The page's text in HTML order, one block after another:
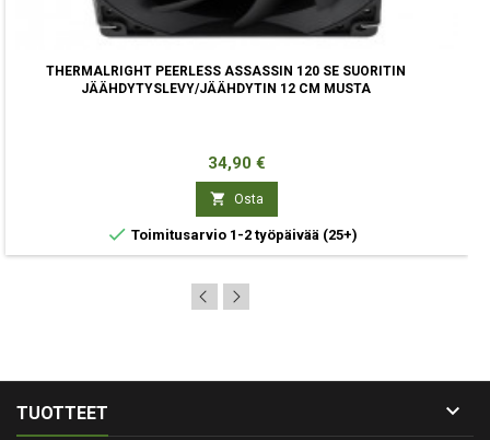
THERMALRIGHT PEERLESS ASSASSIN 120 SE SUORITIN
JÄÄHDYTYSLEVY/JÄÄHDYTIN 12 CM MUSTA
Hinta
34,90 €
 Osta
 Toimitusarvio 1-2 työpäivää (25+)
TUOTTEET 